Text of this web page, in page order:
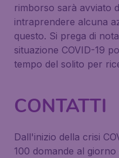
rimborso sarà avviato
intraprendere alcuna
questo. Si prega di
situazione COVID-19
tempo del solito per
CONTATTI
Dall'inizio della crisi
100 domande al